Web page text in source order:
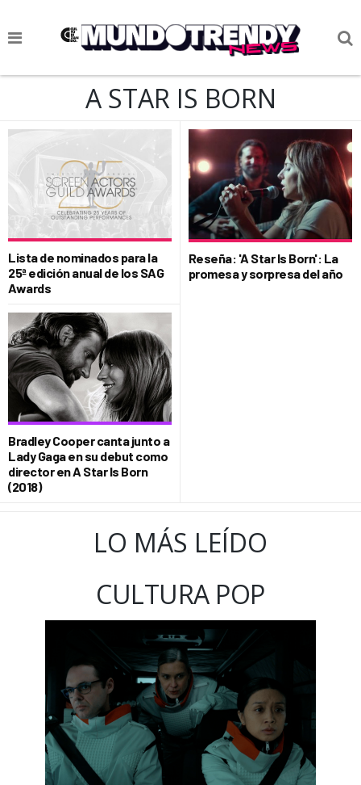
NOTICIAS
CIENCIA Y TECNOLOGÍA
VIDA
SOCIEDAD
CULTURIZANDO.COM
A STAR IS BORN
Lista de nominados para la
25ª edición anual de los SAG
Awards
Reseña: 'A Star Is Born': La
promesa y sorpresa del año
Bradley Cooper canta junto a
Lady Gaga en su debut como
director en A Star Is Born
(2018)
LO MÁS LEÍDO
CULTURA POP